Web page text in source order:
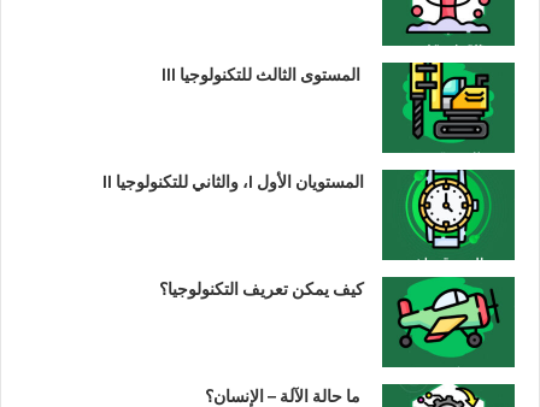
المستوى الثالث للتكنولوجيا III
المستويان الأول I، والثاني للتكنولوجيا II
كيف يمكن تعريف التكنولوجيا؟
ما حالة الآلة – الإنسان؟